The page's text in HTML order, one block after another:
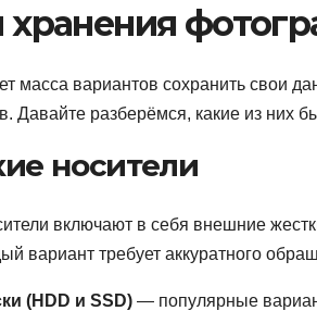
масса вариантов сохранить свои
Давайте разберёмся, какие из них
носители
включают в себя внешние
вариант требует аккуратного
(HDD и SSD) — популярные